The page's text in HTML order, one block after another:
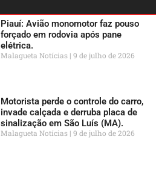
Piauí: Avião monomotor faz pouso
forçado em rodovia após pane
elétrica.
Malagueta Notícias 9 de julho de 2026
Motorista perde o controle do carro,
invade calçada e derruba placa de
sinalização em São Luís (MA).
Malagueta Notícias 9 de julho de 2026